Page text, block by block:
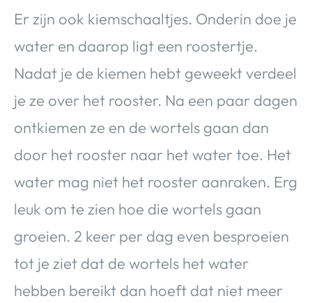
Er zijn ook kiemschaaltjes. Onderin doe je
water en daarop ligt een roostertje.
Nadat je de kiemen hebt geweekt verdeel
je ze over het rooster. Na een paar dagen
ontkiemen ze en de wortels gaan dan
door het rooster naar het water toe. Het
water mag niet het rooster aanraken. Erg
leuk om te zien hoe die wortels gaan
groeien. 2 keer per dag even besproeien
tot je ziet dat de wortels het water
hebben bereikt dan hoeft dat niet meer